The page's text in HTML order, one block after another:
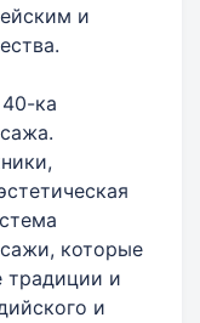
и
ка
которые
традиции и
и